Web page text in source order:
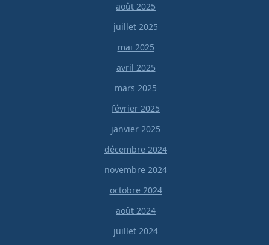
août 2025
juillet 2025
mai 2025
avril 2025
mars 2025
février 2025
janvier 2025
décembre 2024
novembre 2024
octobre 2024
août 2024
juillet 2024